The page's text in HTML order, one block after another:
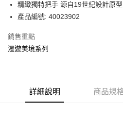
精緻獨特把手 源自19世紀設計原型
產品編號: 40023902
銷售重點
漫遊美境系列
詳細說明 商品規